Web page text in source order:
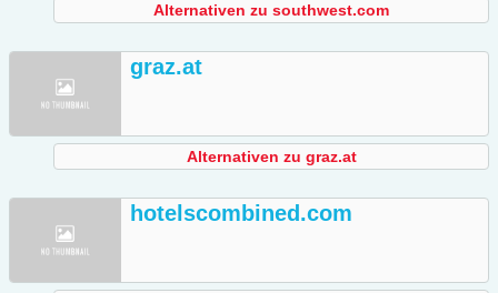
Alternativen zu southwest.com
graz.at
Alternativen zu graz.at
hotelscombined.com